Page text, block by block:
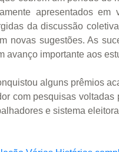
apresentados
da discussão
novas sugestões. As
avanço importante aos
alguns prêmios
com pesquisas
e sistema